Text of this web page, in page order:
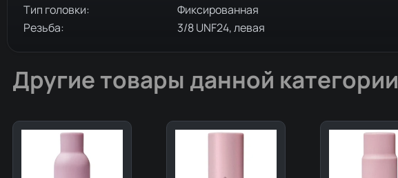
Тип головки:
Фиксированная
Резьба:
3/8 UNF24, левая
Другие товары данной категории